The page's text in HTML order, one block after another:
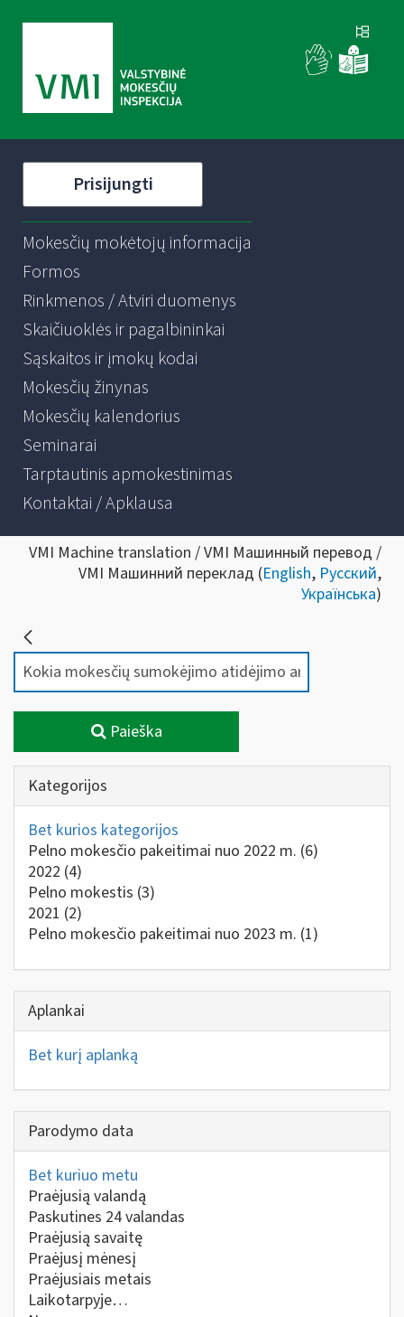
Prisijungti
Mokesčių mokėtojų informacija
Formos
Rinkmenos / Atviri duomenys
Skaičiuoklės ir pagalbininkai
Sąskaitos ir įmokų kodai
Mokesčių žinynas
Mokesčių kalendorius
Seminarai
Tarptautinis apmokestinimas
Kontaktai / Apklausa
VMI Machine translation / VMI Машинный перевод /
VMI Машинний переклад (English, Русский,
Українська)
Paieška
Kategorijos
Bet kurios kategorijos
Pelno mokesčio pakeitimai nuo 2022 m. (6)
2022 (4)
Pelno mokestis (3)
2021 (2)
Pelno mokesčio pakeitimai nuo 2023 m. (1)
Aplankai
Bet kurį aplanką
Parodymo data
Bet kuriuo metu
Praėjusią valandą
Paskutines 24 valandas
Praėjusią savaitę
Praėjusį mėnesį
Praėjusiais metais
Laikotarpyje…